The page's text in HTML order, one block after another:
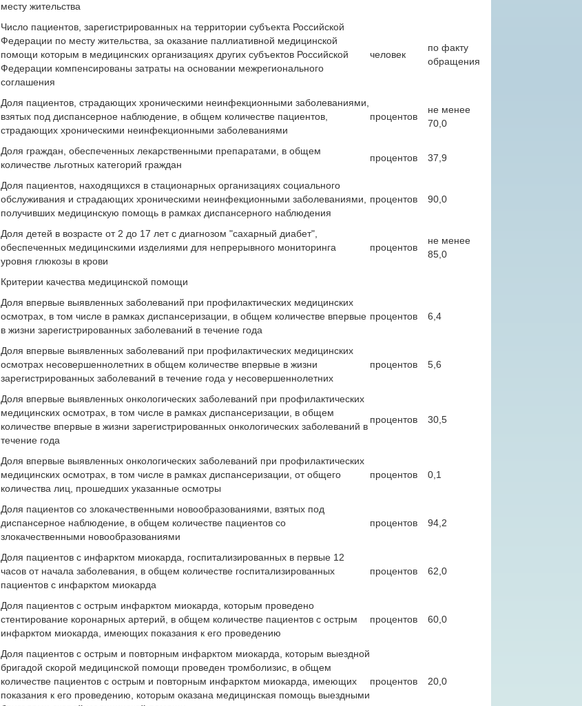
месту жительства
Число пациентов, зарегистрированных на территории субъекта Российской
Федерации по месту жительства, за оказание паллиативной медицинской
помощи которым в медицинских организациях других субъектов Российской
Федерации компенсированы затраты на основании межрегионального
соглашения
человек
по факту
обращения
Доля пациентов, страдающих хроническими неинфекционными заболеваниями,
взятых под диспансерное наблюдение, в общем количестве пациентов,
страдающих хроническими неинфекционными заболеваниями
процентов
не менее
70,0
Доля граждан, обеспеченных лекарственными препаратами, в общем
количестве льготных категорий граждан
процентов 37,9
Доля пациентов, находящихся в стационарных организациях социального
обслуживания и страдающих хроническими неинфекционными заболеваниями,
получивших медицинскую помощь в рамках диспансерного наблюдения
процентов 90,0
Доля детей в возрасте от 2 до 17 лет с диагнозом "сахарный диабет",
обеспеченных медицинскими изделиями для непрерывного мониторинга
уровня глюкозы в крови
процентов
не менее
85,0
Критерии качества медицинской помощи
Доля впервые выявленных заболеваний при профилактических медицинских
осмотрах, в том числе в рамках диспансеризации, в общем количестве впервые
в жизни зарегистрированных заболеваний в течение года
процентов 6,4
Доля впервые выявленных заболеваний при профилактических медицинских
осмотрах несовершеннолетних в общем количестве впервые в жизни
зарегистрированных заболеваний в течение года у несовершеннолетних
процентов 5,6
Доля впервые выявленных онкологических заболеваний при профилактических
медицинских осмотрах, в том числе в рамках диспансеризации, в общем
количестве впервые в жизни зарегистрированных онкологических заболеваний в
течение года
процентов 30,5
Доля впервые выявленных онкологических заболеваний при профилактических
медицинских осмотрах, в том числе в рамках диспансеризации, от общего
количества лиц, прошедших указанные осмотры
процентов 0,1
Доля пациентов со злокачественными новообразованиями, взятых под
диспансерное наблюдение, в общем количестве пациентов со
злокачественными новообразованиями
процентов 94,2
Доля пациентов с инфарктом миокарда, госпитализированных в первые 12
часов от начала заболевания, в общем количестве госпитализированных
пациентов с инфарктом миокарда
процентов 62,0
Доля пациентов с острым инфарктом миокарда, которым проведено
стентирование коронарных артерий, в общем количестве пациентов с острым
инфарктом миокарда, имеющих показания к его проведению
процентов 60,0
Доля пациентов с острым и повторным инфарктом миокарда, которым выездной
бригадой скорой медицинской помощи проведен тромболизис, в общем
количестве пациентов с острым и повторным инфарктом миокарда, имеющих
показания к его проведению, которым оказана медицинская помощь выездными
процентов 20,0